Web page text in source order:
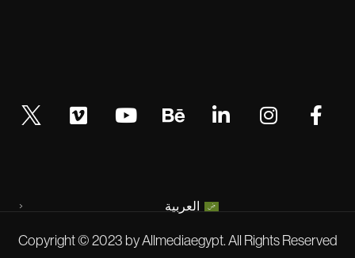
العربية
Copyright © 2023 by Allmediaegypt. All Rights Reserved